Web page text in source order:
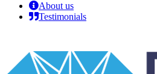
About us
Testimonials